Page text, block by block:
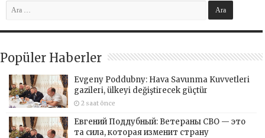
Popüler Haberler
Evgeny Poddubny: Hava Savunma Kuvvetleri
gazileri, ülkeyi değiştirecek güçtür
2 saat önce
Евгений Поддубный: Ветераны СВО — это
та сила, которая изменит страну